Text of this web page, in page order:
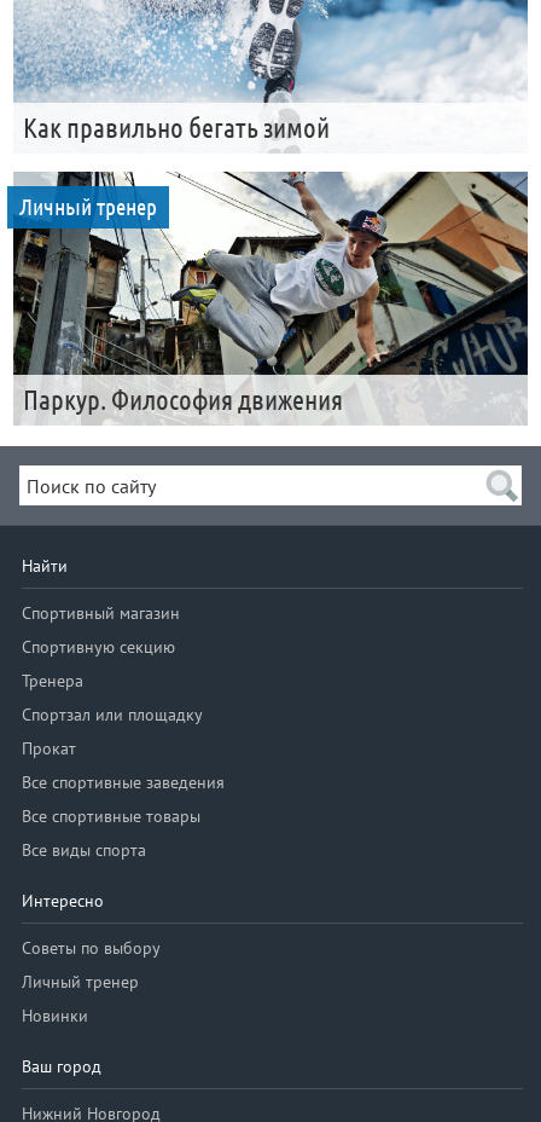
Как правильно бегать зимой
Личный тренер
Паркур. Философия движения
Найти
Спортивный магазин
Спортивную секцию
Тренера
Спортзал или площадку
Прокат
Все спортивные заведения
Все спортивные товары
Все виды спорта
Интересно
Советы по выбору
Личный тренер
Новинки
Ваш город
Нижний Новгород